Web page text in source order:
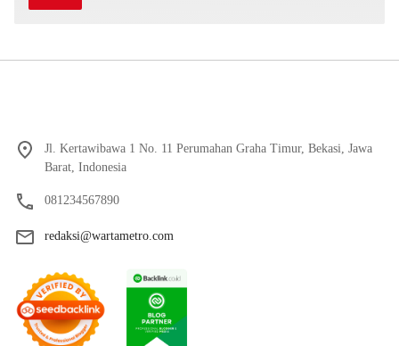
Jl. Kertawibawa 1 No. 11 Perumahan Graha Timur, Bekasi, Jawa
Barat, Indonesia
081234567890
redaksi@wartametro.com